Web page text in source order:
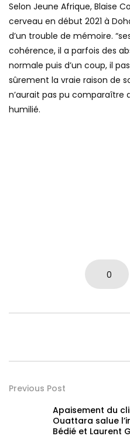
Selon Jeune Afrique, Blaise
cerveau en début 2021 à
d’un trouble de mémoire.
cohérence, il a parfois des
normale puis d’un coup, il
sûrement la vraie raison de
n’aurait pas pu comparaître
humilié.
0
Previous Post
Apaisement du
Ouattara salue
Bédié et Laurent